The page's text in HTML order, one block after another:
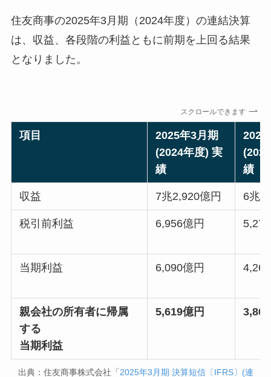
住友商事の2025年3月期（2024年度）の連結決算
は、収益、各段階の利益ともに前期を上回る結果
となりました。
スクロールできます
項目 2025年3月期
(2024年度) 実
績
2024
績
収益 7兆2,920億円 6兆
税引前利益 6,956億円
当期利益 6,090億円
親会社の所有者に帰属
する
当期利益
5,619億円
出典：住友商事株式会社「 2025年3月期 決算短信〔IFRS〕(連